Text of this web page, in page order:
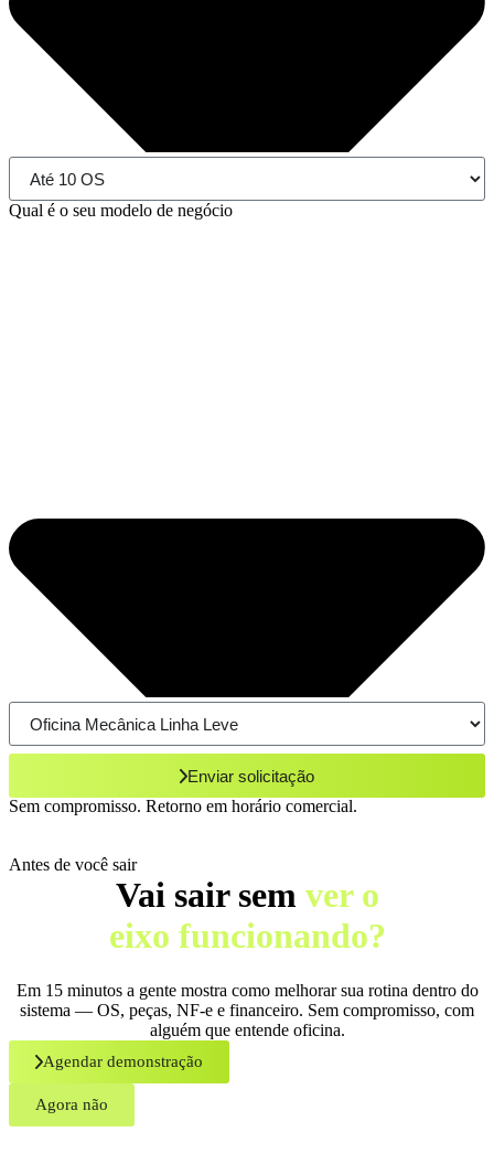
Qual é o seu modelo de negócio
Enviar solicitação
Sem compromisso. Retorno em horário comercial.
Antes de você sair
Vai sair sem ver o
eixo funcionando?
Em 15 minutos a gente mostra como melhorar sua rotina dentro do
sistema — OS, peças, NF-e e financeiro. Sem compromisso, com
alguém que entende oficina.
Agendar demonstração
Agora não